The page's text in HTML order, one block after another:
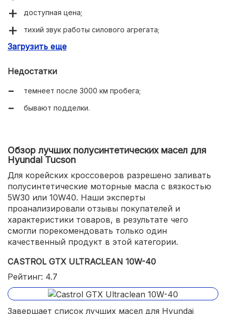
доступная цена;
тихий звук работы силового агрегата;
хорошие моющие свойства;
Загрузить еще
Недостатки
темнеет после 3000 км пробега;
бывают подделки.
Обзор лучших полусинтетических масел для
Hyundai Tucson
Для корейских кроссоверов разрешено заливать
полусинтетические моторные масла с вязкостью
5W30 или 10W40. Наши эксперты
проанализировали отзывы покупателей и
характеристики товаров, в результате чего
смогли порекомендовать только один
качественный продукт в этой категории.
CASTROL GTX ULTRACLEAN 10W-40
Рейтинг: 4.7
Завершает список лучших масел для Hyundai